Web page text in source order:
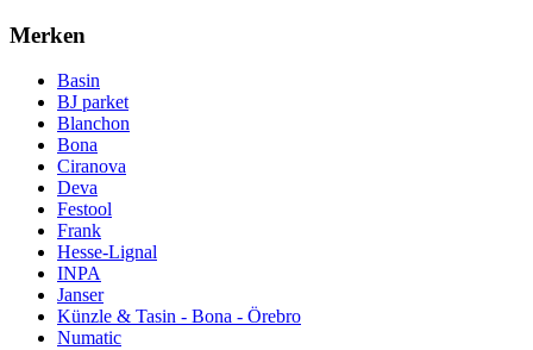
Merken
Basin
BJ parket
Blanchon
Bona
Ciranova
Deva
Festool
Frank
Hesse-Lignal
INPA
Janser
Künzle & Tasin - Bona - Örebro
Numatic